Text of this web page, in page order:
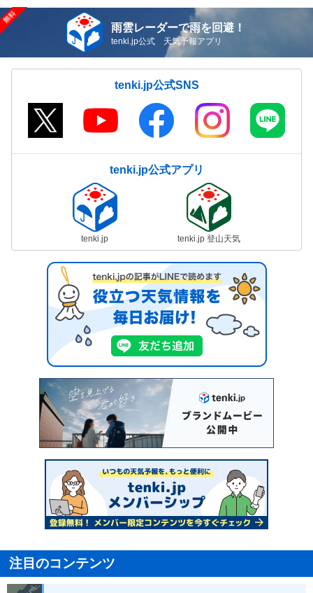
雨雲レーダーで雨を回避！
tenki.jp公式 天気予報アプリ
tenki.jp公式SNS
tenki.jp公式アプリ
tenki.jp tenki.jp 登山天気
注目のコンテンツ